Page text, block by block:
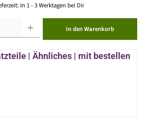
In 1 - 3 Werktagen bei Dir
In den Warenkorb
| Ähnliches | mit bestellen